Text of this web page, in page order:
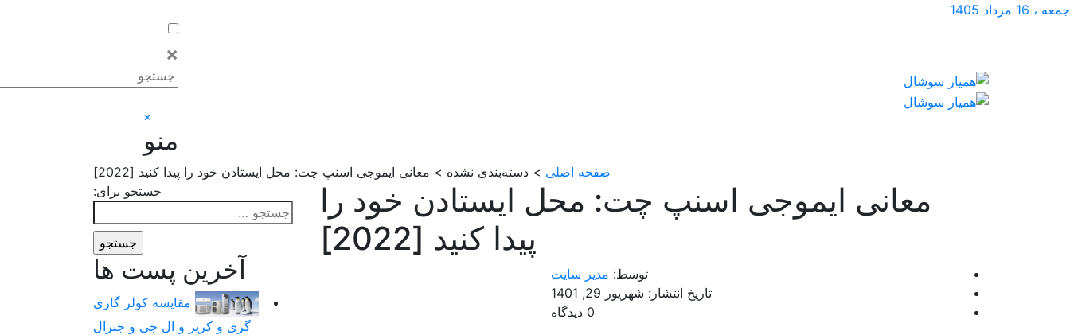
جمعه ، 16 مرداد 1405
×
×
منو
صفحه اصلی > دسته‌بندی نشده > معانی ایموجی اسنپ چت: محل ایستادن خود را پیدا کنید [2022]
معانی ایموجی اسنپ چت: محل ایستادن خود را
پیدا کنید [2022]
توسط: مدیر سایت
تاریخ انتشار: شهریور 29, 1401
0 دیدگاه
جستجو برای:
آخرین پست ها
مقایسه کولر گازی
گری و کریر و ال جی و جنرال